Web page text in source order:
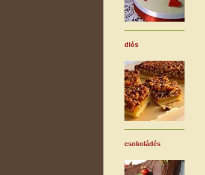
diós
csokoládés